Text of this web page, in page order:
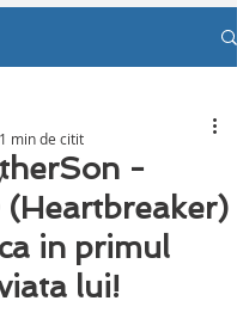
-
(Heartbreaker)
in primul
lui!
1 min de citit